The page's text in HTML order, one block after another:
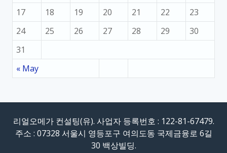
« May
17
18 19 20 21 22
23
24
25 26 27 28 29
30
31
리얼오메가 컨설팅(유). 사업자 등록번호 : 122-81-67479.
주소 : 07328 서울시 영등포구 여의도동 국제금융로 6길
30 백상빌딩.